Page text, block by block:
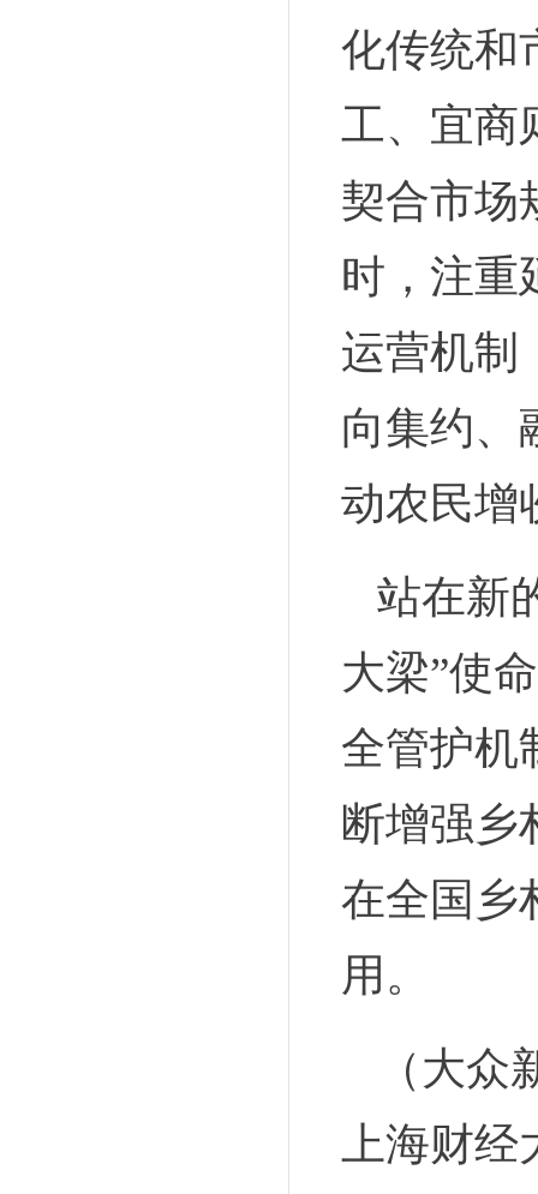
化传统和
工、宜商
契合市场
时，注重
运营机制
向集约、
动农民增
站在新
大梁”使
全管护机
断增强乡
在全国乡
用。
（大
上海财